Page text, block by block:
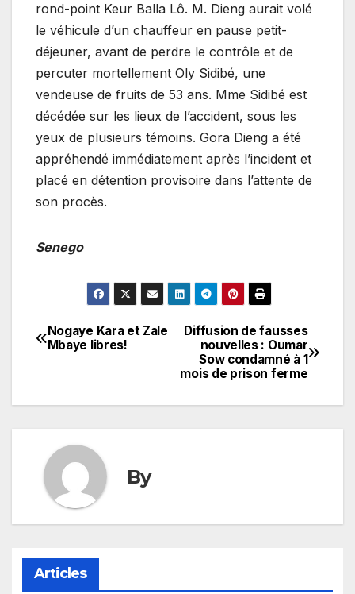
rond-point Keur Balla Lô. M. Dieng aurait volé
le véhicule d’un chauffeur en pause petit-
déjeuner, avant de perdre le contrôle et de
percuter mortellement Oly Sidibé, une
vendeuse de fruits de 53 ans. Mme Sidibé est
décédée sur les lieux de l’accident, sous les
yeux de plusieurs témoins. Gora Dieng a été
appréhendé immédiatement après l’incident et
placé en détention provisoire dans l’attente de
son procès.
Senego
Navigation
l’article
Diffusion de fausses
nouvelles : Oumar
Sow condamné à 1
mois de prison ferme
Nogaye Kara et Zale
Mbaye libres!
By
Articles